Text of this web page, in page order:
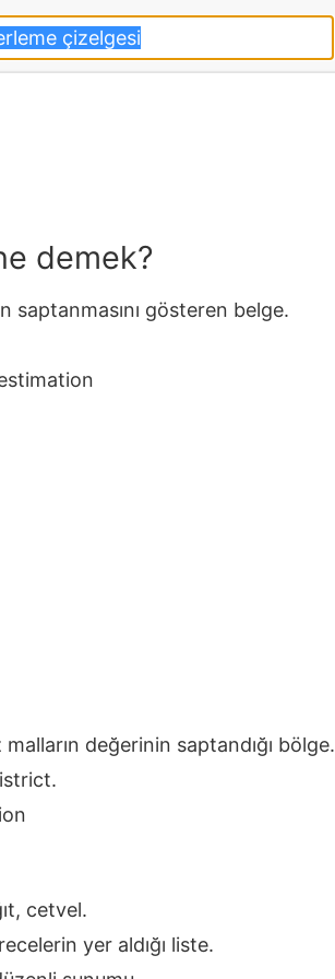
demek?
saptanmasını gösteren belge.
değerinin saptandığı bölge.
cetvel.
yer aldığı liste.